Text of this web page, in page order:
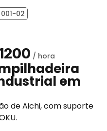
001-02
em
de Aichi, com suporte